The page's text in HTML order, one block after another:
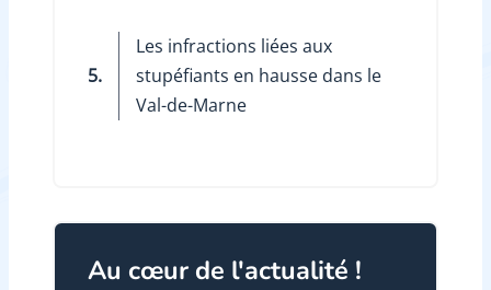
5.
Les infractions liées aux
stupéfiants en hausse dans le
Val-de-Marne
Au cœur de l'actualité !